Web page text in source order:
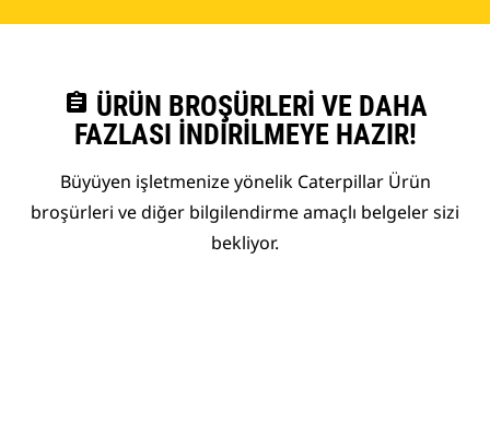
assignment ÜRÜN BROŞÜRLERI VE DAHA
FAZLASI İNDIRILMEYE HAZIR!
Büyüyen işletmenize yönelik Caterpillar Ürün
broşürleri ve diğer bilgilendirme amaçlı belgeler sizi
bekliyor.